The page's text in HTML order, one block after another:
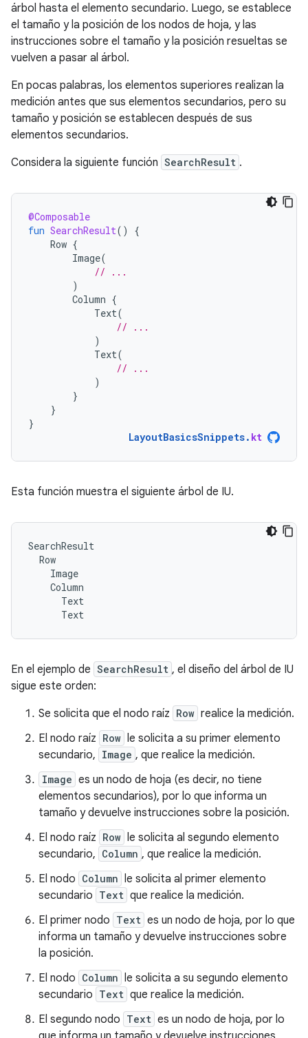
árbol hasta el elemento secundario. Luego, se establece
el tamaño y la posición de los nodos de hoja, y las
instrucciones sobre el tamaño y la posición resueltas se
vuelven a pasar al árbol.
En pocas palabras, los elementos superiores realizan la
medición antes que sus elementos secundarios, pero su
tamaño y posición se establecen después de sus
elementos secundarios.
Considera la siguiente función SearchResult .
@Composable
fun SearchResult()
{
Row {
Image(
// ...
)
Column {
Text(
// ...
)
Text(
// ...
)
}
}
}
LayoutBasicsSnippets. kt
Esta función muestra el siguiente árbol de IU.
SearchResult
  Row
    Image
    Column
      Text
En el ejemplo de SearchResult , el diseño del árbol de IU
sigue este orden:
Se solicita que el nodo raíz Row realice la medición.
El nodo raíz Row le solicita a su primer elemento
secundario, Image , que realice la medición.
Image es un nodo de hoja (es decir, no tiene
elementos secundarios), por lo que informa un
tamaño y devuelve instrucciones sobre la posición.
El nodo raíz Row le solicita al segundo elemento
secundario, Column , que realice la medición.
El nodo Column le solicita al primer elemento
secundario Text que realice la medición.
El primer nodo Text es un nodo de hoja, por lo que
informa un tamaño y devuelve instrucciones sobre
la posición.
El nodo Column le solicita a su segundo elemento
secundario Text que realice la medición.
El segundo nodo Text es un nodo de hoja, por lo